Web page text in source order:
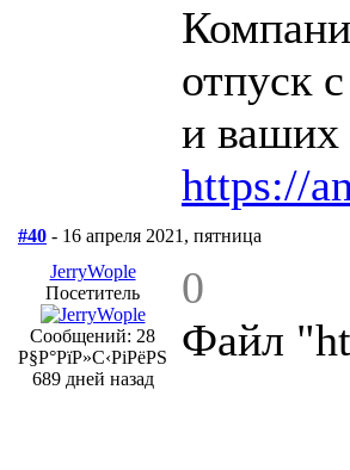
отпуск
и ваших
https://
#40 - 16 апреля 2021, пятница
JerryWople
Посетитель
Сообщений: 28
Р§Р°РїР»С‹РіРёРЅ
689 дней назад
0
Файл